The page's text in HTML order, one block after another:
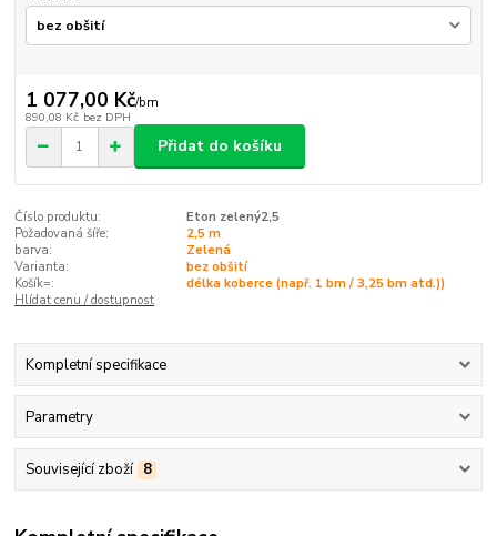
1 077,00 Kč/bm
890,08 Kč bez DPH
Přidat do košíku
Číslo produktu:
Eton zelený2,5
Požadovaná šíře:
2,5 m
barva:
Zelená
Varianta:
bez obšití
Košík=:
délka koberce (např. 1 bm / 3,25 bm atd.))
Hlídat cenu / dostupnost
Kompletní specifikace
Parametry
Související zboží 8